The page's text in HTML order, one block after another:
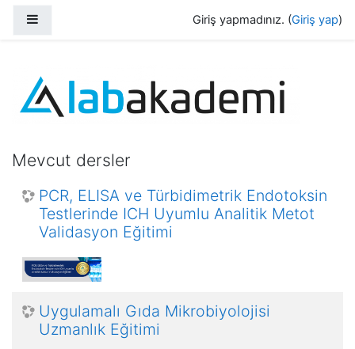
Giriş yapmadınız. (Giriş yap)
Lab Akademi Uzaktan Eğitim Merkezi
Mevcut dersler
PCR, ELISA ve Türbidimetrik Endotoksin
Testlerinde ICH Uyumlu Analitik Metot
Validasyon Eğitimi
Uygulamalı Gıda Mikrobiyolojisi
Uzmanlık Eğitimi